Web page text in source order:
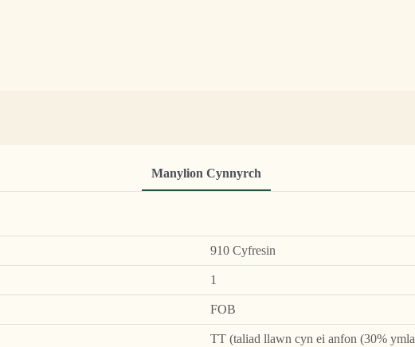
Manylion Cynnyrch
910 Cyfresin
1
FOB
TT (taliad llawn cyn ei anfon (30%